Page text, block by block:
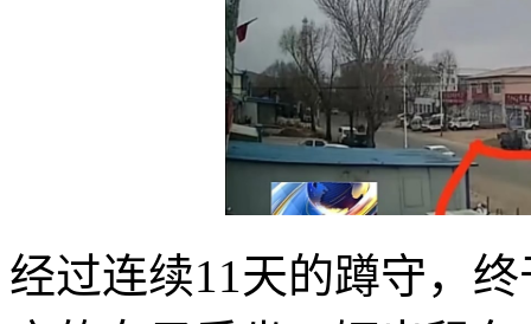
经过连续11天的蹲守，